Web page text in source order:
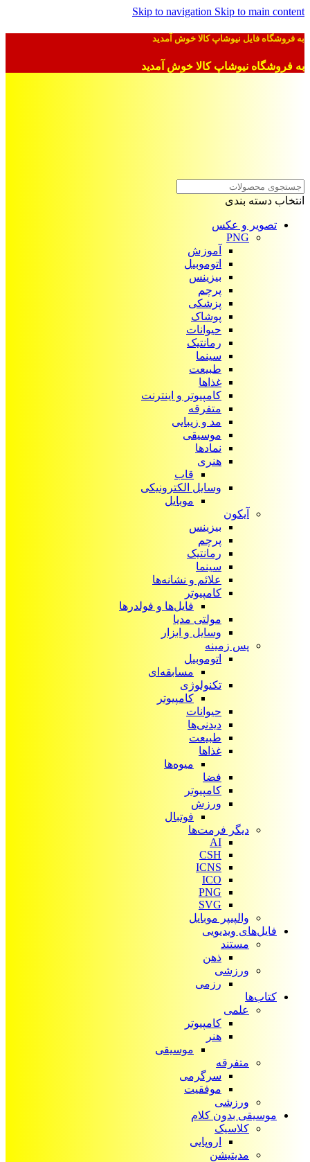
Skip to navigation Skip to main content
به فروشگاه فایل نیوشاپ کالا خوش آمدید
به فروشگاه نیوشاپ کالا خوش آمدید
انتخاب دسته بندی
تصویر و عکس
PNG
آموزش
اتوموبیل
بیزینس
پرچم
پزشکی
پوشاک
حیوانات
رمانتیک
سینما
طبیعت
غذاها
کامپیوتر و اینترنت
متفرقه
مد و زیبایی
موسیقی
نمادها
هنری
قاب
وسایل الکترونیکی
موبایل
آیکون‌
بیزینس
پرچم
رمانتیک
سینما
علائم و نشانه‌ها
کامپیوتر
فایل‌ها و فولدرها
مولتی مدیا
وسایل و ابزار
پس زمینه
اتوموبیل
مسابقه‌ای
تکنولوژی
کامپیوتر
حیوانات
دیدنی‌ها
طبیعت
غذاها
میوه‌ها
فضا
کامپیوتر
ورزش
فوتبال
دیگر فرمت‌ها
AI
CSH
ICNS
ICO
PNG
SVG
والپیپر موبایل
فایل‌های ویدیویی
مستند
ذهن
ورزشی
رزمی
کتاب‌ها
علمی
کامپیوتر
هنر
موسیقی
متفرقه
سرگرمی
موفقیت
ورزشی
موسیقی بدون کلام
کلاسیک
اروپایی
مدیتیشن